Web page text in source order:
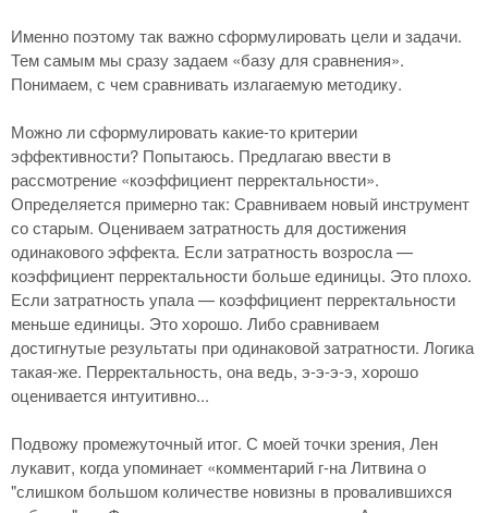
Именно поэтому так важно сформулировать цели и задачи.
Тем самым мы сразу задаем «базу для сравнения».
Понимаем, с чем сравнивать излагаемую методику.
Можно ли сформулировать какие-то критерии
эффективности? Попытаюсь. Предлагаю ввести в
рассмотрение «коэффициент перректальности».
Определяется примерно так: Сравниваем новый инструмент
со старым. Оцениваем затратность для достижения
одинакового эффекта. Если затратность возросла —
коэффициент перректальности больше единицы. Это плохо.
Если затратность упала — коэффициент перректальности
меньше единицы. Это хорошо. Либо сравниваем
достигнутые результаты при одинаковой затратности. Логика
такая-же. Перректальность, она ведь, э-э-э-э, хорошо
оценивается интуитивно...
Подвожу промежуточный итог. С моей точки зрения, Лен
лукавит, когда упоминает «комментарий г-на Литвина о
"слишком большом количестве новизны в провалившихся